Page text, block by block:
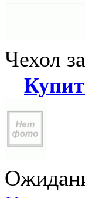
Чехол